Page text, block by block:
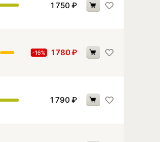
1 750 ₽
-16% 1 780₽
1 790 ₽